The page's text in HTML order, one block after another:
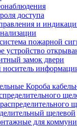
доступа
и
пожарной
устройство
замок двери
Короба
щелевой